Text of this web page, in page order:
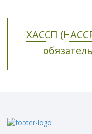
ХАССП